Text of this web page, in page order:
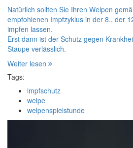
Natürlich sollten Sie Ihren Welpen
empfohlenen Impfzyklus in der 8., der
impfen lassen.
Erst dann ist der Schutz gegen
Staupe verlässlich.
Weiter lesen
Tags:
impfschutz
welpe
welpenspielstunde